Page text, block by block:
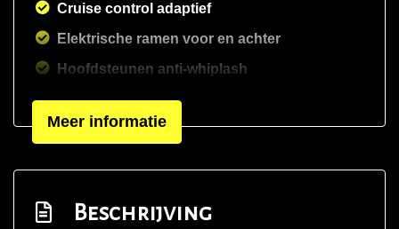
Cruise control adaptief
Elektrische ramen voor en achter
Hoofdsteunen anti-whiplash
Hoofdsteunen voor en achter
Houtafwerking interieur
Lederen interieur
Meer informatie
Beschrijving